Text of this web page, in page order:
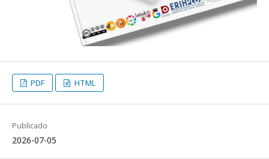
PDF HTML
Publicado
2026-07-05